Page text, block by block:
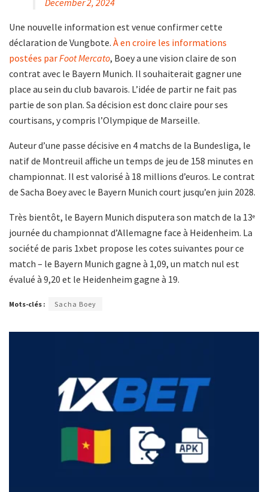
Une nouvelle information est venue confirmer cette
déclaration de Vungbote. À en croire les informations
postées parFoot Mercato, Boey a une vision claire de son
contrat avec le Bayern Munich. Il souhaiterait gagner une
place au sein du club bavarois. L’idée de partir ne fait pas
partie de son plan. Sa décision est donc claire pour ses
courtisans, y compris l’Olympique de Marseille.
Auteur d’une passe décisive en 4 matchs de la Bundesliga, le
natif de Montreuil affiche un temps de jeu de 158 minutes en
championnat. Il est valorisé à 18 millions d’euros. Le contrat
de Sacha Boey avec le Bayern Munich court jusqu’en juin 2028.
Très bientôt, le Bayern Munich disputera son match de la 13e
journée du championnat d’Allemagne face à Heidenheim. La
société de paris 1xbet propose les cotes suivantes pour ce
match – le Bayern Munich gagne à 1,09, un match nul est
évalué à 9,20 et le Heidenheim gagne à 19.
Mots-clés : Sacha Boey